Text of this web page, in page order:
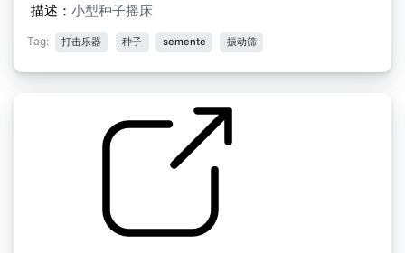
描述： 小型种子摇床
Tag: 打击乐器 种子 semente 振动筛